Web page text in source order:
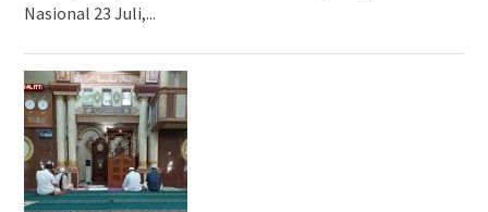
Nasional 23 Juli,...